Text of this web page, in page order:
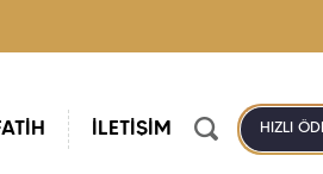
İLETİŞİM HIZLI